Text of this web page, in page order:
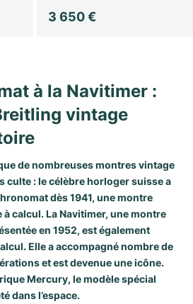
3 650 €
à la Navitimer :
vintage
de nombreuses montres vintage
culte : le célèbre horloger suisse a
dès 1941, une montre
à calcul. LaNavitimer, une montre
en 1952, est également
Elle a accompagné nombre de
et est devenue une icône.
Mercury, le modèle spécial
dans l’espace.